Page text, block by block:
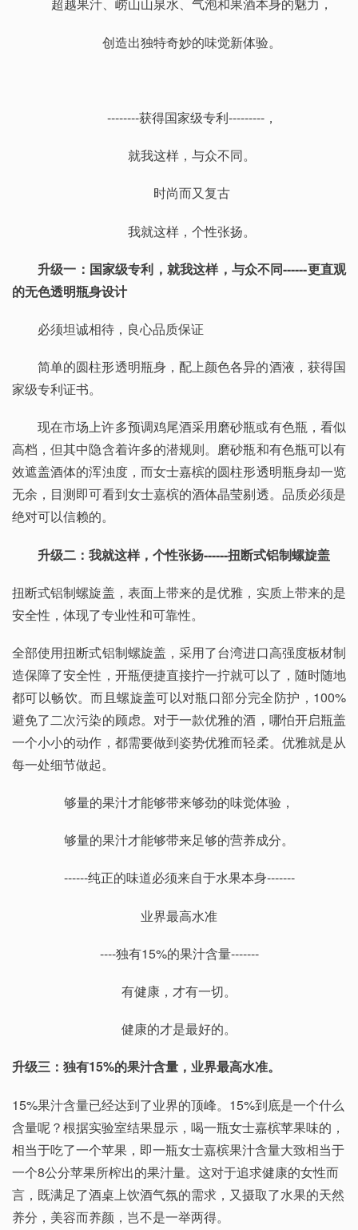
超越果汁、崂山山泉水、气泡和果酒本身的魅力，
创造出独特奇妙的味觉新体验。
--------获得国家级专利---------，
就我这样，与众不同。
时尚而又复古
我就这样，个性张扬。
升级一：国家级专利，就我这样，与众不同------更直观
的无色透明瓶身设计
必须坦诚相待，良心品质保证
简单的圆柱形透明瓶身，配上颜色各异的酒液，获得国
家级专利证书。
现在市场上许多预调鸡尾酒采用磨砂瓶或有色瓶，看似
高档，但其中隐含着许多的潜规则。磨砂瓶和有色瓶可以有
效遮盖酒体的浑浊度，而女士嘉槟的圆柱形透明瓶身却一览
无余，目测即可看到女士嘉槟的酒体晶莹剔透。品质必须是
绝对可以信赖的。
升级二：我就这样，个性张扬------扭断式铝制螺旋盖
扭断式铝制螺旋盖，表面上带来的是优雅，实质上带来的是
安全性，体现了专业性和可靠性。
全部使用扭断式铝制螺旋盖，采用了台湾进口高强度板材制
造保障了安全性，开瓶便捷直接拧一拧就可以了，随时随地
都可以畅饮。而且螺旋盖可以对瓶口部分完全防护，100%
避免了二次污染的顾虑。对于一款优雅的酒，哪怕开启瓶盖
一个小小的动作，都需要做到姿势优雅而轻柔。优雅就是从
每一处细节做起。
够量的果汁才能够带来够劲的味觉体验，
够量的果汁才能够带来足够的营养成分。
------纯正的味道必须来自于水果本身-------
业界最高水准
----独有15%的果汁含量-------
有健康，才有一切。
健康的才是最好的。
升级三：独有15%的果汁含量，业界最高水准。
15%果汁含量已经达到了业界的顶峰。15%到底是一个什么
含量呢？根据实验室结果显示，喝一瓶女士嘉槟苹果味的，
相当于吃了一个苹果，即一瓶女士嘉槟果汁含量大致相当于
一个8公分苹果所榨出的果汁量。这对于追求健康的女性而
言，既满足了酒桌上饮酒气氛的需求，又摄取了水果的天然
养分，美容而养颜，岂不是一举两得。